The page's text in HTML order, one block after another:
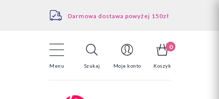
Darmowa dostawa powyżej 150zł
Odstąpienie od umowy - tutaj
Menu Szukaj Moje konto
0
Koszyk